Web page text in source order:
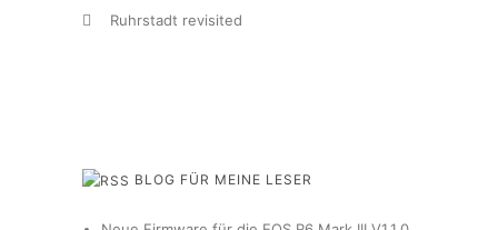
Ruhrstadt revisited
BLOG FÜR MEINE LESER